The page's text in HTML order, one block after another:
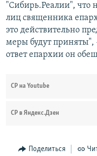
"Сибирь.Реалии", что
лиц священника
это действительно
меры будут
ответ епархии он
СР на Youtube
СР в Яндекс.Дзен
Поделиться